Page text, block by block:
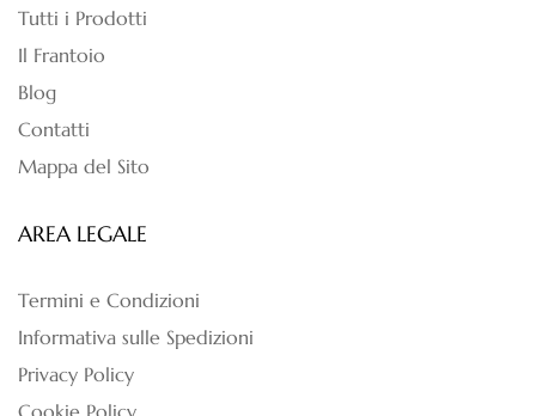
Tutti i Prodotti
Il Frantoio
Blog
Contatti
Mappa del Sito
AREA LEGALE
Termini e Condizioni
Informativa sulle Spedizioni
Privacy Policy